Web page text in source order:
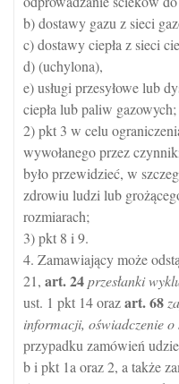
b) dostawy gazu z sieci
c) dostawy ciepła z sieci
d) (uchylona),
e) usługi przesyłowe lub
ciepła lub paliw gazowych;
2) pkt 3 w celu
wywołanego przez
było przewidzieć, w
zdrowiu ludzi lub
rozmiarach;
3) pkt 8 i 9.
4. Zamawiający może
21, art.24przesłanki
ust. 1 pkt 14 orazart.68
informacji, oświadczenie
przypadku zamówień
b i pkt 1a oraz 2, a także